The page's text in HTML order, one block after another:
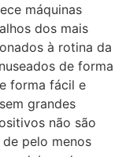
máquinas
dos mais
à rotina da
de forma
forma fácil e
grandes
não são
pelo menos